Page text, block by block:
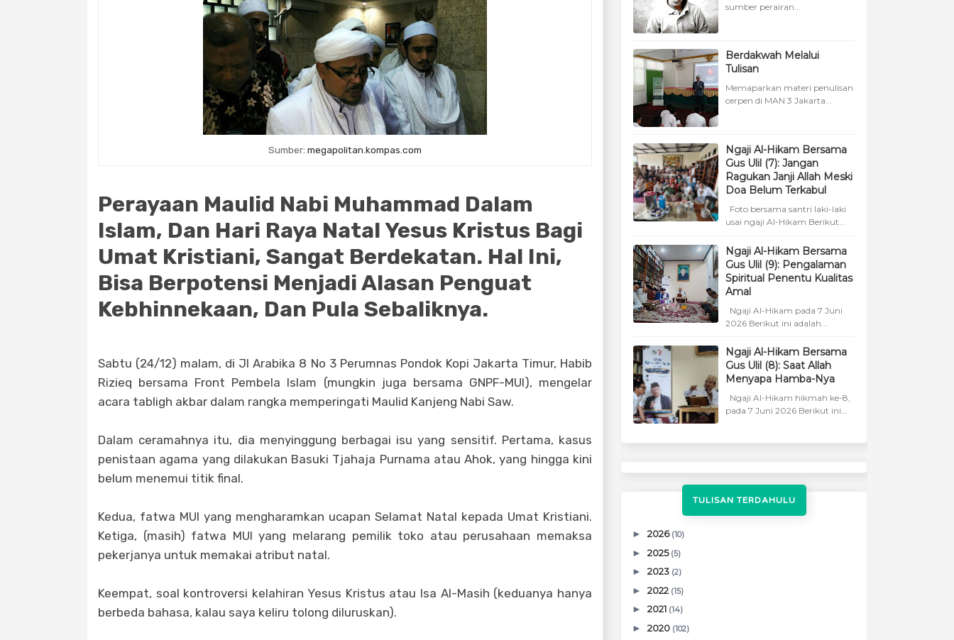
Sumber: megapolitan.kompas.com
Perayaan Maulid Nabi Muhammad Dalam
Islam, Dan Hari Raya Natal Yesus Kristus Bagi
Umat Kristiani, Sangat Berdekatan. Hal Ini,
Bisa Berpotensi Menjadi Alasan Penguat
Kebhinnekaan, Dan Pula Sebaliknya.
Sabtu (24/12) malam, di Jl Arabika 8 No 3 Perumnas Pondok Kopi Jakarta Timur, Habib
Rizieq bersama Front Pembela Islam (mungkin juga bersama GNPF-MUI), mengelar
acara tabligh akbar dalam rangka memperingati Maulid Kanjeng Nabi Saw.
Dalam ceramahnya itu, dia menyinggung berbagai isu yang sensitif. Pertama, kasus
penistaan agama yang dilakukan Basuki Tjahaja Purnama atau Ahok, yang hingga kini
belum menemui titik final.
Kedua, fatwa MUI yang mengharamkan ucapan Selamat Natal kepada Umat Kristiani.
Ketiga, (masih) fatwa MUI yang melarang pemilik toko atau perusahaan memaksa
pekerjanya untuk memakai atribut natal.
Keempat, soal kontroversi kelahiran Yesus Kristus atau Isa Al-Masih (keduanya hanya
berbeda bahasa, kalau saya keliru tolong diluruskan).
sumber perairan...
Berdakwah Melalui
Tulisan
Memaparkan materi penulisan
cerpen di MAN 3 Jakarta...
Ngaji Al-Hikam Bersama
Gus Ulil (7): Jangan
Ragukan Janji Allah Meski
Doa Belum Terkabul
Foto bersama santri laki-laki
usai ngaji Al-Hikam Berikut...
Ngaji Al-Hikam Bersama
Gus Ulil (9): Pengalaman
Spiritual Penentu Kualitas
Amal
Ngaji Al-Hikam pada 7 Juni
2026 Berikut ini adalah...
Ngaji Al-Hikam Bersama
Gus Ulil (8): Saat Allah
Menyapa Hamba-Nya
Ngaji Al-Hikam hikmah ke-8,
pada 7 Juni 2026 Berikut ini...
TULISAN TERDAHULU
►2026 (10)
►2025 (5)
►2023 (2)
►2022 (15)
►2021 (14)
►2020 (102)